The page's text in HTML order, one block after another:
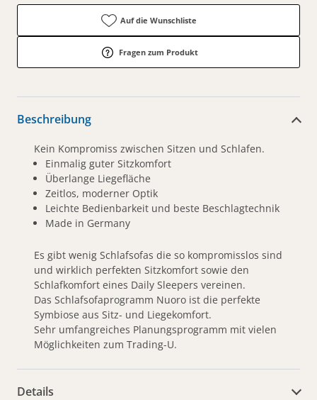
Auf die Wunschliste
Fragen zum Produkt
Beschreibung
Kein Kompromiss zwischen Sitzen und Schlafen.
Einmalig guter Sitzkomfort
Überlange Liegefläche
Zeitlos, moderner Optik
Leichte Bedienbarkeit und beste Beschlagtechnik
Made in Germany
Es gibt wenig Schlafsofas die so kompromisslos sind
und wirklich perfekten Sitzkomfort sowie den
Schlafkomfort eines Daily Sleepers vereinen.
Das Schlafsofaprogramm Nuoro ist die perfekte
Symbiose aus Sitz- und Liegekomfort.
Sehr umfangreiches Planungsprogramm mit vielen
Möglichkeiten zum Trading-U.
Details